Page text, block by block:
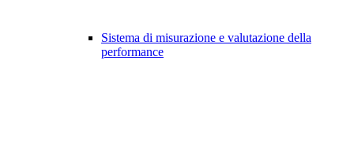
Sistema di misurazione e valutazione della
performance